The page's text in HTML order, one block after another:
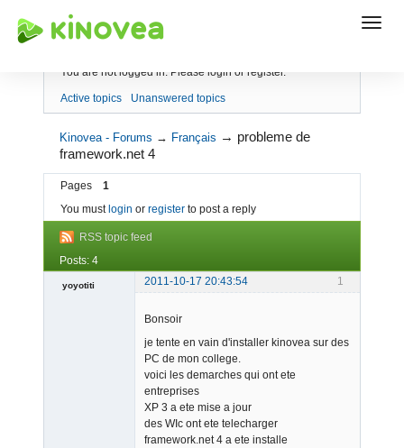
Index
You are not logged in. Please login or register.
Active topics Unanswered topics
Kinovea - Forums → Français → probleme de
framework.net 4
Pages
1
You must login or register to post a reply
RSS topic feed
Posts: 4
1
yoyotiti
2011-10-17 20:43:54
Bonsoir
je tente en vain d'installer kinovea sur des
PC de mon college.
voici les demarches qui ont ete
entreprises
XP 3 a ete mise a jour
des WIc ont ete telecharger
framework.net 4 a ete installe